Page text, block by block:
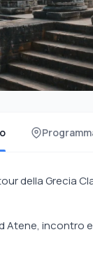
della Grecia
Atene, incontro